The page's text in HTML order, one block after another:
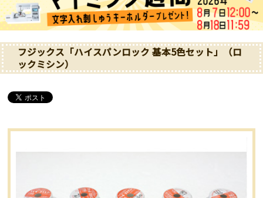
フジックス「ハイスパンロック 基本5色セット」（ロ
ックミシン）